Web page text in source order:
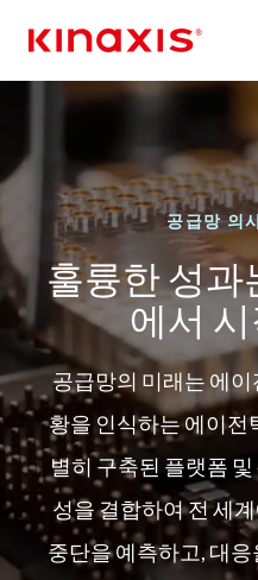
공급망 의
훌륭한 성과
에서
공급망의 미래는 에
황을 인식하는 에이전
별히 구축된 플랫폼
성을 결합하여 전 세
중단을 예측하고, 대